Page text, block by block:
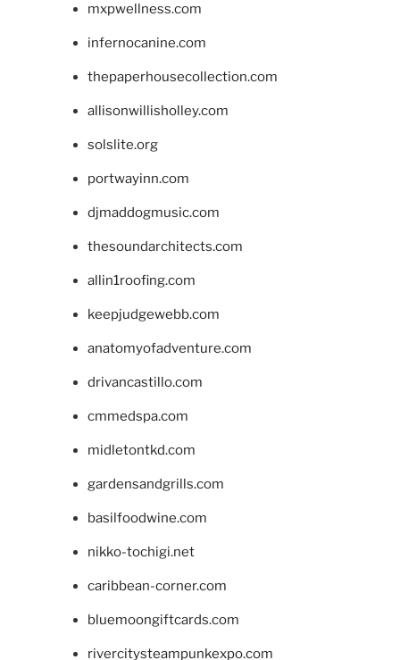
mxpwellness.com
infernocanine.com
thepaperhousecollection.com
allisonwillisholley.com
solslite.org
portwayinn.com
djmaddogmusic.com
thesoundarchitects.com
allin1roofing.com
keepjudgewebb.com
anatomyofadventure.com
drivancastillo.com
cmmedspa.com
midletontkd.com
gardensandgrills.com
basilfoodwine.com
nikko-tochigi.net
caribbean-corner.com
bluemoongiftcards.com
rivercitysteampunkexpo.com